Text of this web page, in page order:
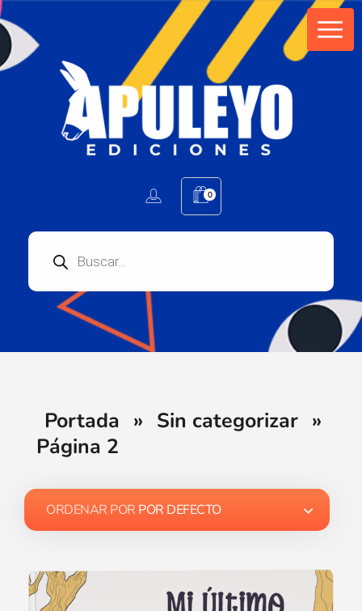
0
Portada » Sin categorizar »
Página 2
ORDENAR POR POR DEFECTO